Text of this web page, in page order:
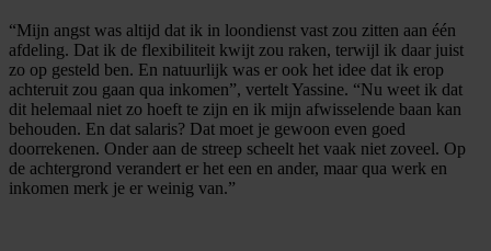
“Mijn angst was altijd dat ik in loondienst vast zou zitten aan één
afdeling. Dat ik de flexibiliteit kwijt zou raken, terwijl ik daar juist
zo op gesteld ben. En natuurlijk was er ook het idee dat ik erop
achteruit zou gaan qua inkomen”, vertelt Yassine. “Nu weet ik dat
dit helemaal niet zo hoeft te zijn en ik mijn afwisselende baan kan
behouden. En dat salaris? Dat moet je gewoon even goed
doorrekenen. Onder aan de streep scheelt het vaak niet zoveel. Op
de achtergrond verandert er het een en ander, maar qua werk en
inkomen merk je er weinig van.”